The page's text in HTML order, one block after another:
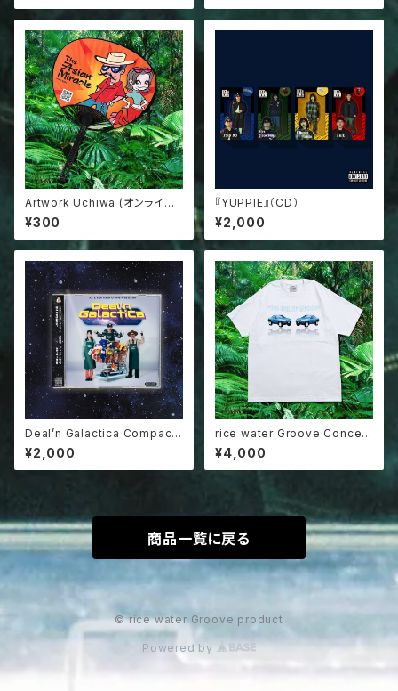
Artwork Uchiwa (オンライン
単品購入不可商品)
¥300
『YUPPIE』（CD）
¥2,000
Deal’n Galactica Compact
Disk
¥2,000
rice water Groove Concep
t Car Tee
¥4,000
商品一覧に戻る
© rice water Groove product
Powered by